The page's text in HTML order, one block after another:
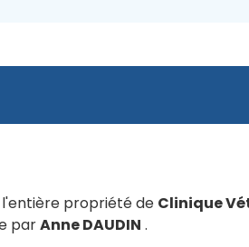
propriété de Clinique
parAnne DAUDIN .